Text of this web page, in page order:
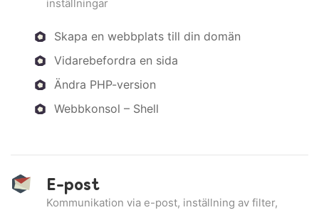
inställningar
Skapa en webbplats till din domän
Vidarebefordra en sida
Ändra PHP-version
Webbkonsol – Shell
E-post
Kommunikation via e-post, inställning av filter,